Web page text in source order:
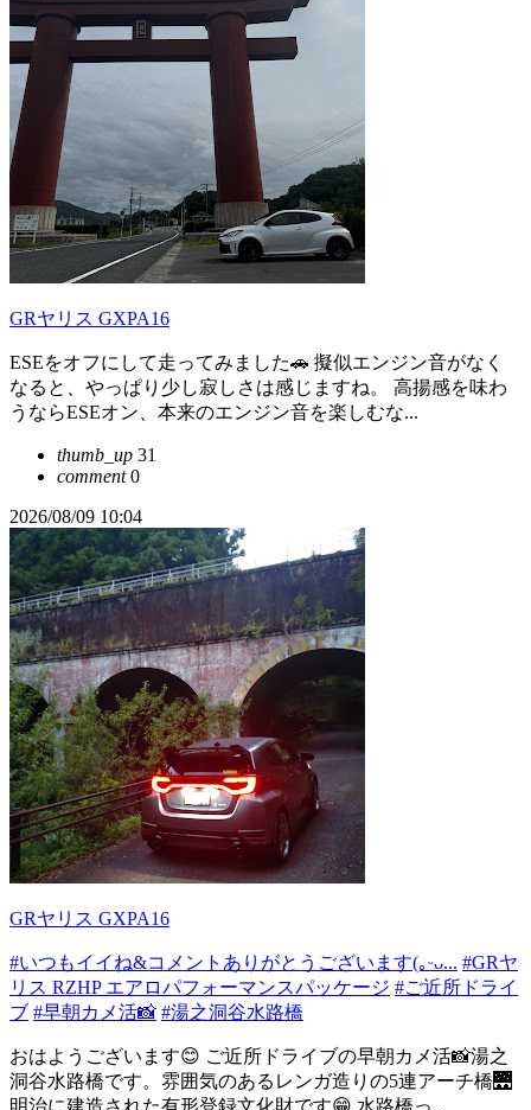
GRヤリス GXPA16
ESEをオフにして走ってみました🚗 擬似エンジン音がなく
なると、やっぱり少し寂しさは感じますね。 高揚感を味わ
うならESEオン、本来のエンジン音を楽しむな...
thumb_up 31
comment0
2026/08/09 10:04
GRヤリス GXPA16
#いつもイイね&コメントありがとうございます(｡ᵕᴗ... #GRヤ
リス RZHP エアロパフォーマンスパッケージ #ご近所ドライ
ブ #早朝カメ活📸 #湯之洞谷水路橋
おはようございます😊 ご近所ドライブの早朝カメ活📸湯之
洞谷水路橋です。雰囲気のあるレンガ造りの5連アーチ橋🌉